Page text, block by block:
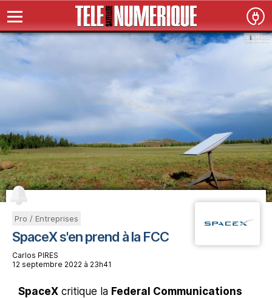
Pro / Entreprises
SpaceX s'en prend à la FCC
Carlos PIRES
12 septembre 2022 à 23h41
SpaceX critique la Federal Communications